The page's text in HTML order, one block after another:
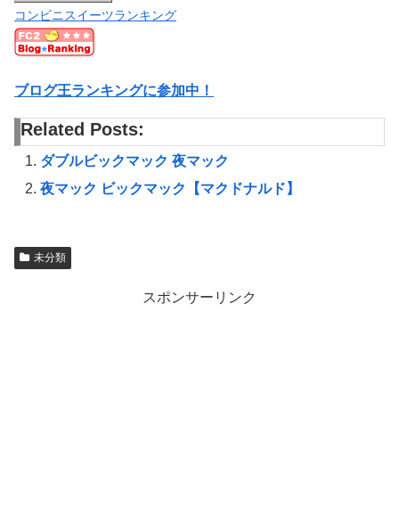
コンビニスイーツランキング
ブログ王ランキングに参加中！
Related Posts:
ダブルビックマック 夜マック
夜マック ビックマック【マクドナルド】
未分類
スポンサーリンク